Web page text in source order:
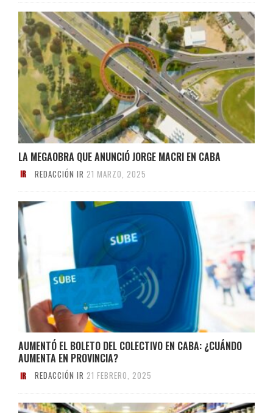
LA MEGAOBRA QUE ANUNCIÓ JORGE MACRI EN CABA
REDACCIÓN IR 21 MARZO, 2025
AUMENTÓ EL BOLETO DEL COLECTIVO EN CABA: ¿CUÁNDO
AUMENTA EN PROVINCIA?
REDACCIÓN IR 21 FEBRERO, 2025